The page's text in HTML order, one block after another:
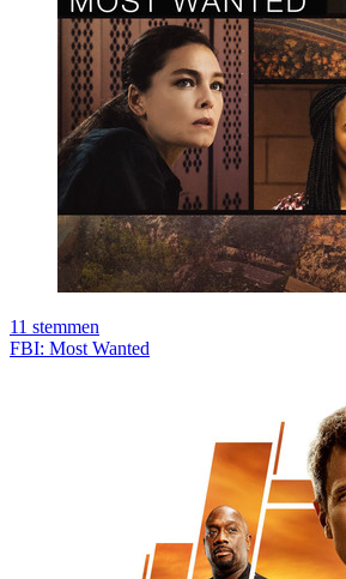
11 stemmen
FBI: Most Wanted